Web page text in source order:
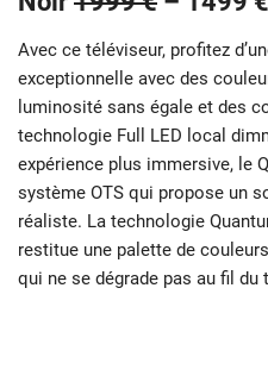
Avec ce téléviseur, profitez
exceptionnelle avec des
luminosité sans égale et des
technologie Full LED local
expérience plus immersive, le
système OTS qui propose un
réaliste. La technologie
restitue une palette de
qui ne se dégrade pas au fil du